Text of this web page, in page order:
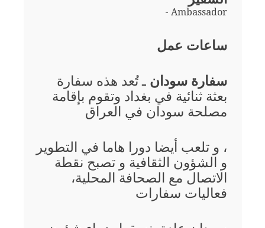
- Ambassador
ساعات عمل
سفارة سودان ـ تُعد هذه سفارة
بعثة ثنائية في بغداد وتقوم بإقامة
مصلحة سودان في العراق
، و تلعب أيضا دورا هاما في التطوير
و الشؤون الثقافية و تصبح نقطة
الاتصال مع الصحافة المحلية،
فعاليات سفارات